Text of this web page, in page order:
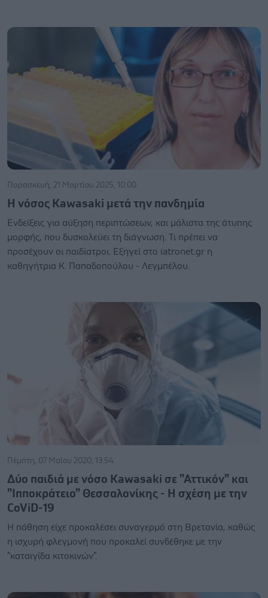
Παρασκευή, 21 Μαρτίου 2025, 10:00
Η νόσος Kawasaki μετά την πανδημία
Ενδείξεις για αύξηση περιπτώσεων, και μάλιστα της άτυπης
μορφής, που δυσκολεύει τη διάγνωση. Τι πρέπει να
προσέχουν οι παιδίατροι. Εξηγεί στο iatronet.gr η
καθηγήτρια Κ. Παπαδοπούλου - Λεγμπέλου.
Πέμπτη, 07 Μαΐου 2020, 13:54
Δύο παιδιά με νόσο Kawasaki σε "Αττικόν" και
"Ιπποκράτειο" Θεσσαλονίκης - Η σχέση με την
CoViD-19
Η πάθηση είχε προκαλέσει συναγερμό στη Βρετανία, καθώς
η ισχυρή φλεγμονή που προκαλεί συνδέθηκε με την
"καταιγίδα κιτοκινών".